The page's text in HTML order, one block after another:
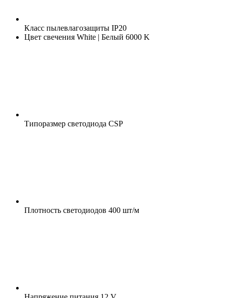
Класс пылевлагозащиты IP20
Цвет свечения White | Белый 6000 K
Типоразмер светодиода CSP
Плотность светодиодов 400 шт/м